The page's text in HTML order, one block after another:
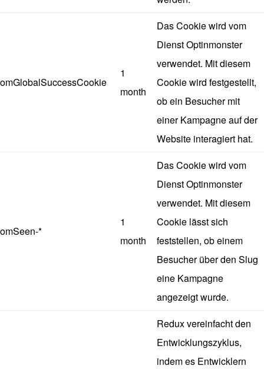
omGlobalSuccessCookie
1
month
Das Cookie wird vom
Dienst Optinmonster
verwendet. Mit diesem
Cookie wird festgestellt,
ob ein Besucher mit
einer Kampagne auf der
Website interagiert hat.
omSeen-*
1
month
Das Cookie wird vom
Dienst Optinmonster
verwendet. Mit diesem
Cookie lässt sich
feststellen, ob einem
Besucher über den Slug
eine Kampagne
angezeigt wurde.
Redux vereinfacht den
Entwicklungszyklus,
indem es Entwicklern